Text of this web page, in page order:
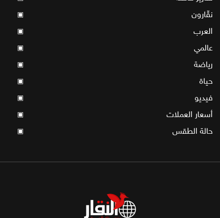
نقّارون ▣
العرب ▣
عالمي ▣
رياضة ▣
حياة ▣
فيديو ▣
أسعار العملات ▣
حالة الطقس ▣